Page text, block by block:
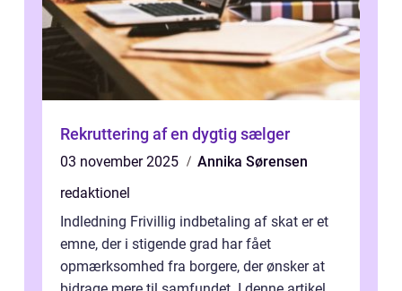
Rekruttering af en dygtig sælger
03 november 2025
Annika Sørensen
redaktionel
Indledning Frivillig indbetaling af skat er et
emne, der i stigende grad har fået
opmærksomhed fra borgere, der ønsker at